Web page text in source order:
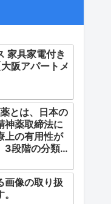
も重要な薬学
なります。
家具家電付き
阪アパートメ
とは、日本の
神薬取締法に
上の有用性が
3段階の分類
種）の中で最
ての濫用の危
有害作用が強
品です。
画像の取り扱